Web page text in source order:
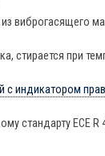
виброгасящего
стирается при
с индикатором
стандарту ECE R